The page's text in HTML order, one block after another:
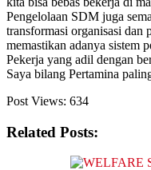
Pengelolaan SDM juga
transformasi organisasi dan
memastikan adanya sistem
Pekerja yang adil dengan
Saya bilang Pertamina
Post Views: 634
Related Posts: